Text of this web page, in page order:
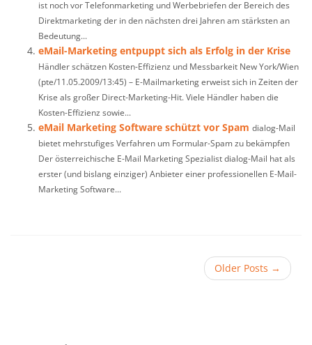
ist noch vor Telefonmarketing und Werbebriefen der Bereich des
Direktmarketing der in den nächsten drei Jahren am stärksten an
Bedeutung...
eMail-Marketing entpuppt sich als Erfolg in der Krise
Händler schätzen Kosten-Effizienz und Messbarkeit New York/Wien
(pte/11.05.2009/13:45) – E-Mailmarketing erweist sich in Zeiten der
Krise als großer Direct-Marketing-Hit. Viele Händler haben die
Kosten-Effizienz sowie...
eMail Marketing Software schützt vor Spam dialog-Mail
bietet mehrstufiges Verfahren um Formular-Spam zu bekämpfen
Der österreichische E-Mail Marketing Spezialist dialog-Mail hat als
erster (und bislang einziger) Anbieter einer professionellen E-Mail-
Marketing Software...
Older Posts →